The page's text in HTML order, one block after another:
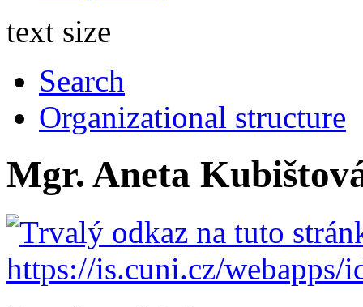
text size
Search
Organizational structure
Mgr. Aneta